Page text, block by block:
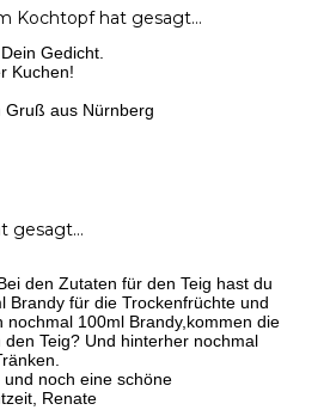
Kochtopfhat gesagt…
Gedicht.
Kuchen!
Gruß aus Nürnberg
gesagt…
den Zutaten für den Teig hast du
Brandy für die Trockenfrüchte und
nochmal 100ml Brandy,kommen die
den Teig? Und hinterher nochmal
noch eine schöne
Renate